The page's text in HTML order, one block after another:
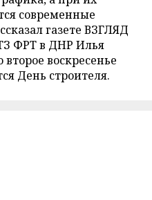
современные
газете ВЗГЛЯД
ФРТ в ДНР Илья
воскресенье
День строителя.